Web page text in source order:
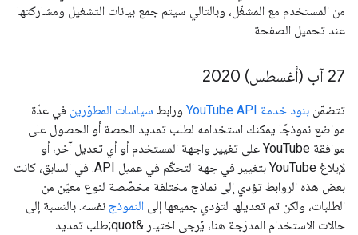
من المستخدم مع المشغّل، وبالتالي سيتم جمع بيانات التشغيل ومشاركتها
عند تحميل الصفحة.
27 آب (أغسطس) 2020
تتضمّن بنود خدمة YouTube API ورابط سياسات المطوّرين في عدّة
مواضع نموذجًا يمكنك استخدامه لطلب تمديد الحصة أو الحصول على
موافقة YouTube على تغيير واجهة المستخدم أو أي تعديل آخر، أو
لإبلاغ YouTube بتغيير في جهة التحكّم في عميل API. في السابق، كانت
بعض هذه الروابط تؤدي إلى نماذج مختلفة مخصّصة لنوع معيّن من
الطلبات، ولكن تم تعديلها لتؤدي جميعها إلى النموذج نفسه. بالنسبة إلى
حالات الاستخدام المدرَجة هنا، يُرجى اختيار &quot;طلب تمديد